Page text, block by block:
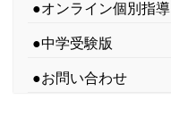
●オンライン個別指導
●中学受験版
●お問い合わせ